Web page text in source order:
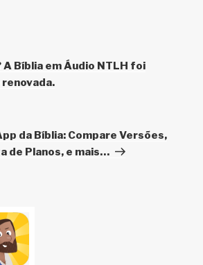
A Bíblia em Áudio NTLH foi
da Bíblia: Compare Versões,
de Planos, e mais…